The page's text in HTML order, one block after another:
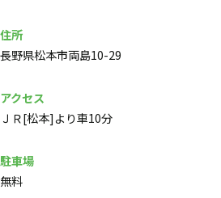
住所
長野県松本市両島10-29
アクセス
ＪＲ[松本]より車10分
駐車場
無料